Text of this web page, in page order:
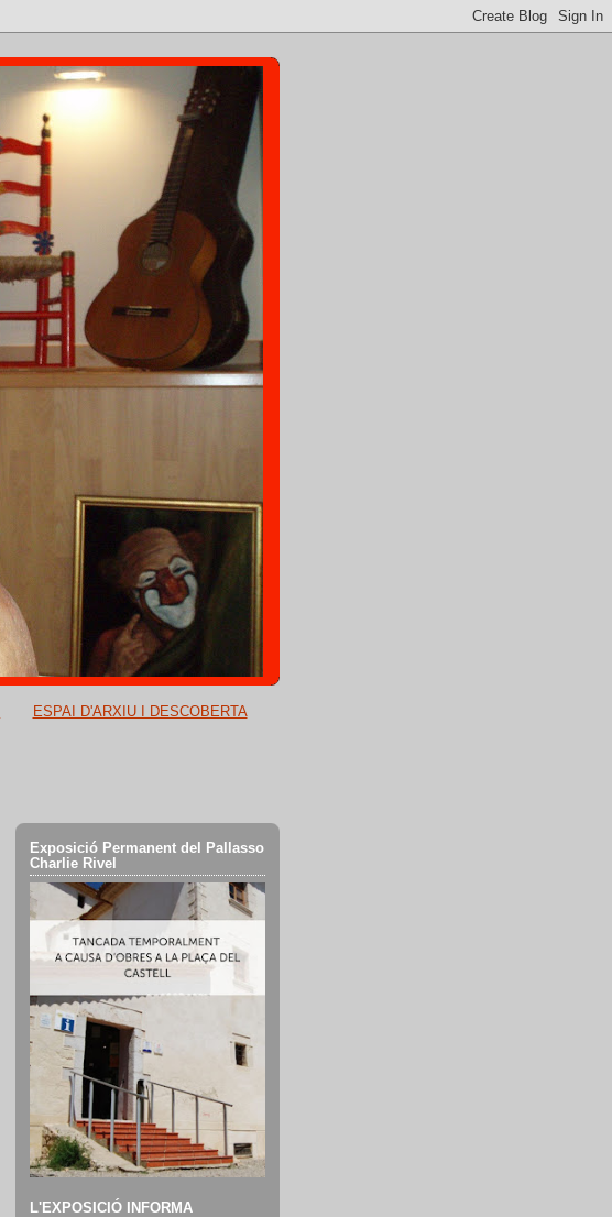
ESPAI D'ARXIU I DESCOBERTA
Exposició Permanent del Pallasso
Charlie Rivel
L'EXPOSICIÓ INFORMA